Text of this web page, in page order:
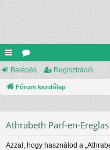
yo
rs
ke
ór
u
ok
Belépés Regisztráció
Fórum kezdőlap
Athrabeth Parf-en-
Azzal, hogy használod a